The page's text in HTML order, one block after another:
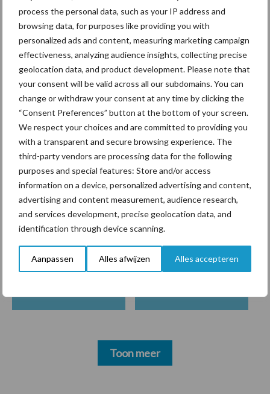
process the personal data, such as your IP address and
browsing data, for purposes like providing you with
personalized ads and content, measuring marketing campaign
effectiveness, analyzing audience insights, collecting precise
geolocation data, and product development. Please note that
your consent will be valid across all our subdomains. You can
change or withdraw your consent at any time by clicking the
“Consent Preferences” button at the bottom of your screen.
We respect your choices and are committed to providing you
with a transparent and secure browsing experience. The
third-party vendors are processing data for the following
purposes and special features: Store and/or access
information on a device, personalized advertising and content,
advertising and content measurement, audience research,
and services development, precise geolocation data, and
identification through device scanning.
Aanpassen Alles afwijzen Alles accepteren
onderschatte risicofactor
voor mastitis
ForFarmers ziet volume en
marktaandeel groeien in
krimpende Nederlandse
markt
Themapagina's
Diergezondheid Bemesting Fokkerij
Toon meer